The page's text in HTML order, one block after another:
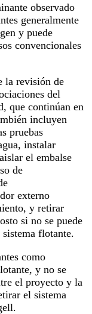
observado
generalmente
y puede
convencionales
la revisión de
del
que continúan en
incluyen
pruebas
instalar
el embalse
de
externo
y retirar
si no se puede
flotante.
como
y no se
el proyecto y la
el sistema